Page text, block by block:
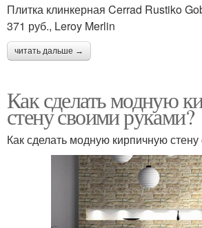
Плитка клинкерная Cerrad Rustiko
371 руб., Leroy Merlin
читать дальше →
Как сделать модную
стену своими руками?
Как сделать модную кирпичную